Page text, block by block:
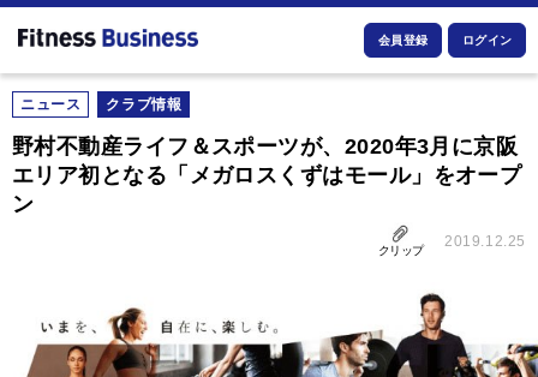
会員登録 ログイン
ニュース クラブ情報
野村不動産ライフ＆スポーツが、2020年3月に京阪
エリア初となる「メガロスくずはモール」をオープ
ン
クリップ
2019.12.25